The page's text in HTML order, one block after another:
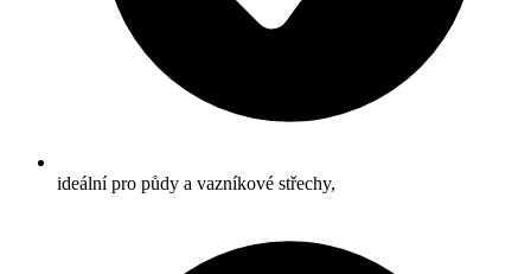
ideální pro půdy a vazníkové střechy,